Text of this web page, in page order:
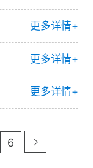
更多详情+
更多详情+
更多详情+
6